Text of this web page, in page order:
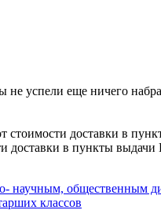
успели еще ничего
стоимости доставки в
доставки в пункты
научным, общественным
классов